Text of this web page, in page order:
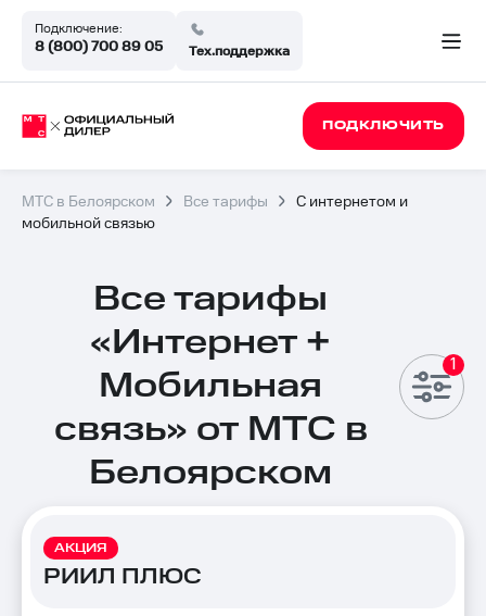
Подключение:
8 (800) 700 89 05 Тех.поддержка
ПОДКЛЮЧИТЬ
МТС в Белоярском Все тарифы
С интернетом и
мобильной связью
Все тарифы
«Интернет +
Мобильная
связь» от МТС в
Белоярском
Все
тарифы
АКЦИЯ
РИИЛ ПЛЮС